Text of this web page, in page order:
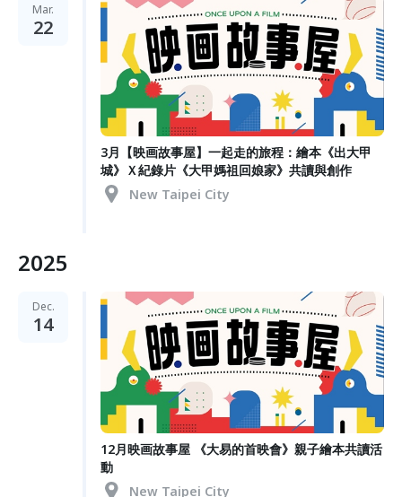
Mar.
22
3月【映画故事屋】一起走的旅程：繪本《出大甲
城》Ｘ紀錄片《大甲媽祖回娘家》共讀與創作
New Taipei City
2025
Dec.
14
12月映画故事屋 《大易的首映會》親子繪本共讀活
動
New Taipei City